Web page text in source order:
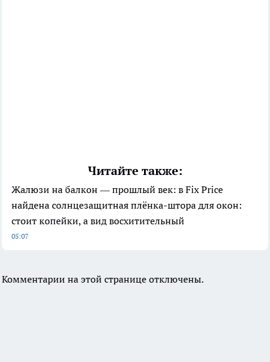
Читайте также:
Жалюзи на балкон — прошлый век: в Fix Price
найдена солнцезащитная плёнка-штора для окон:
стоит копейки, а вид восхитительный
05:07
Комментарии на этой странице отключены.